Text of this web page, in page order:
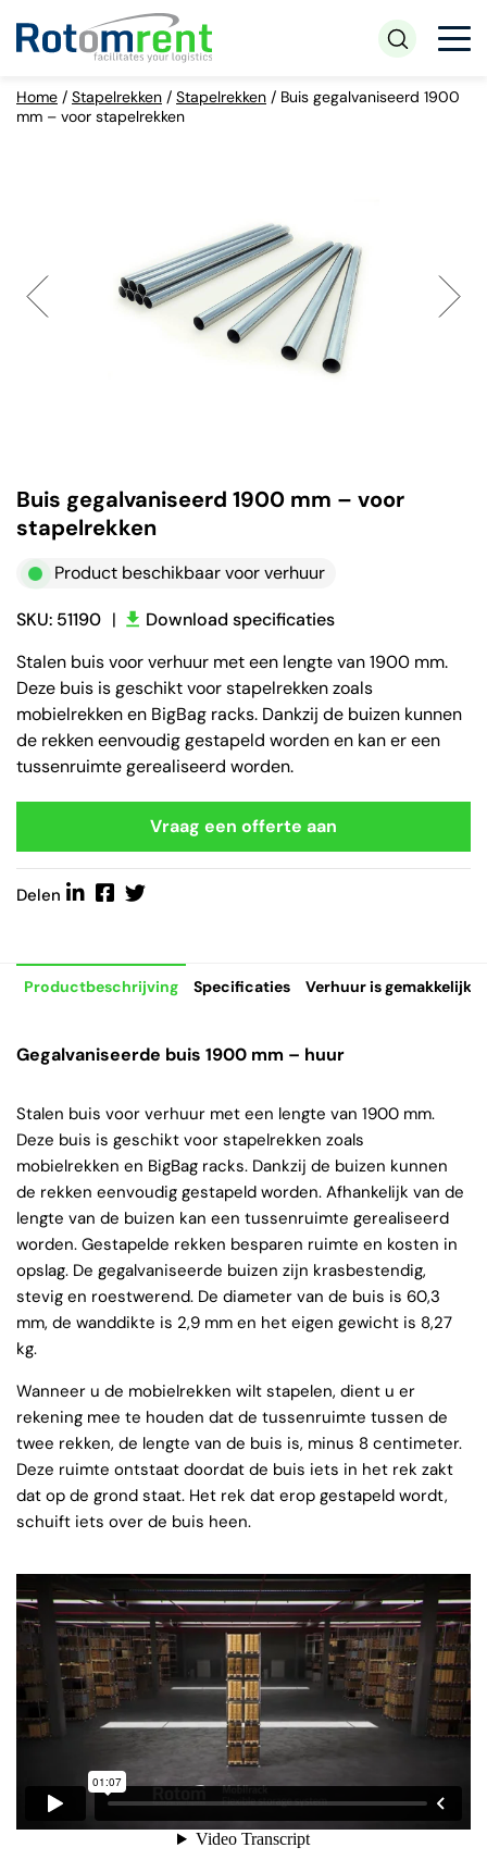
Home / Stapelrekken / Stapelrekken / Buis gegalvaniseerd 1900
mm – voor stapelrekken
Buis gegalvaniseerd 1900 mm – voor
stapelrekken
Product beschikbaar voor verhuur
SKU: 51190 |
Download specificaties
Stalen buis voor verhuur met een lengte van 1900 mm.
Deze buis is geschikt voor stapelrekken zoals
mobielrekken en BigBag racks. Dankzij de buizen kunnen
de rekken eenvoudig gestapeld worden en kan er een
tussenruimte gerealiseerd worden.
Vraag een offerte aan
Delen
Productbeschrijving Specificaties Verhuur is gemakkelijk
Gegalvaniseerde buis 1900 mm – huur
Stalen buis voor verhuur met een lengte van 1900 mm.
Deze buis is geschikt voor stapelrekken zoals
mobielrekken en BigBag racks. Dankzij de buizen kunnen
de rekken eenvoudig gestapeld worden. Afhankelijk van de
lengte van de buizen kan een tussenruimte gerealiseerd
worden. Gestapelde rekken besparen ruimte en kosten in
opslag. De gegalvaniseerde buizen zijn krasbestendig,
stevig en roestwerend. De diameter van de buis is 60,3
mm, de wanddikte is 2,9 mm en het eigen gewicht is 8,27
kg.
Wanneer u de mobielrekken wilt stapelen, dient u er
rekening mee te houden dat de tussenruimte tussen de
twee rekken, de lengte van de buis is, minus 8 centimeter.
Deze ruimte ontstaat doordat de buis iets in het rek zakt
dat op de grond staat. Het rek dat erop gestapeld wordt,
schuift iets over de buis heen.